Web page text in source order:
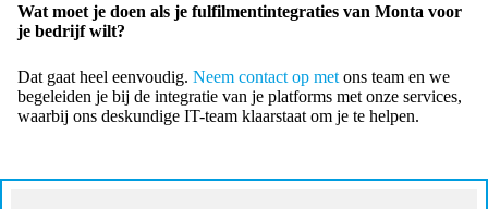
Wat moet je doen als je fulfilmentintegraties van Monta voor
je bedrijf wilt?
Dat gaat heel eenvoudig. Neem contact op met ons team en we
begeleiden je bij de integratie van je platforms met onze services,
waarbij ons deskundige IT-team klaarstaat om je te helpen.